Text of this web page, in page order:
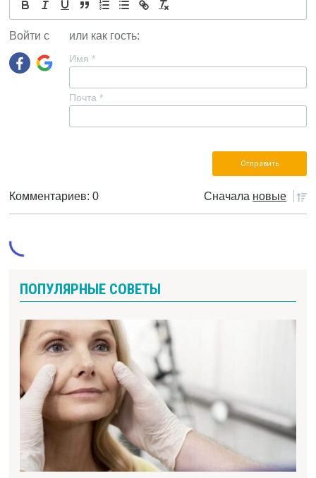
Войти с или как гость:
Имя *
Почта *
Комментариев: 0 Сначала новые
ПОПУЛЯРНЫЕ СОВЕТЫ